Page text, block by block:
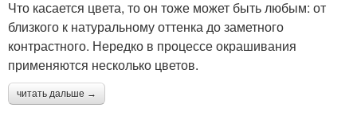
Что касается цвета, то он тоже может быть любым: от
близкого к натуральному оттенка до заметного
контрастного. Нередко в процессе окрашивания
применяются несколько цветов.
читать дальше →